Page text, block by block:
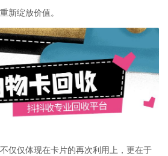
新绽放价值。
仅仅体现在卡片的再次利用上，更在于